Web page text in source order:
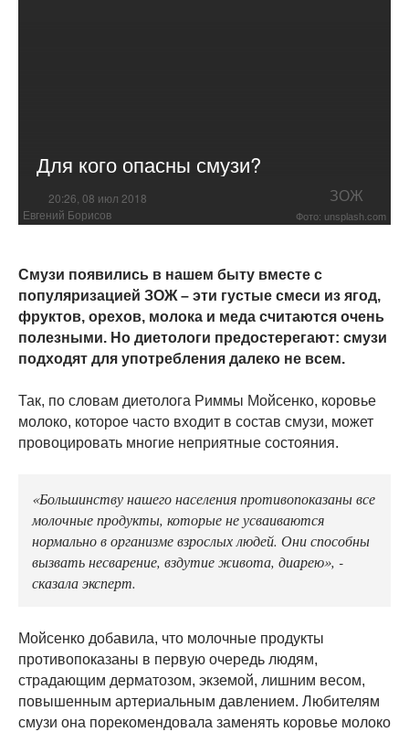
Для кого опасны смузи?
20:26, 08 июл 2018 ЗОЖ
Евгений Борисов Фото: unsplash.com
Смузи появились в нашем быту вместе с
популяризацией ЗОЖ – эти густые смеси из ягод,
фруктов, орехов, молока и меда считаются очень
полезными. Но диетологи предостерегают: смузи
подходят для употребления далеко не всем.
Так, по словам диетолога Риммы Мойсенко, коровье
молоко, которое часто входит в состав смузи, может
провоцировать многие неприятные состояния.
«Большинству нашего населения противопоказаны все
молочные продукты, которые не усваиваются
нормально в организме взрослых людей. Они способны
вызвать несварение, вздутие живота, диарею», -
сказала эксперт.
Мойсенко добавила, что молочные продукты
противопоказаны в первую очередь людям,
страдающим дерматозом, экземой, лишним весом,
повышенным артериальным давлением. Любителям
смузи она порекомендовала заменять коровье молоко